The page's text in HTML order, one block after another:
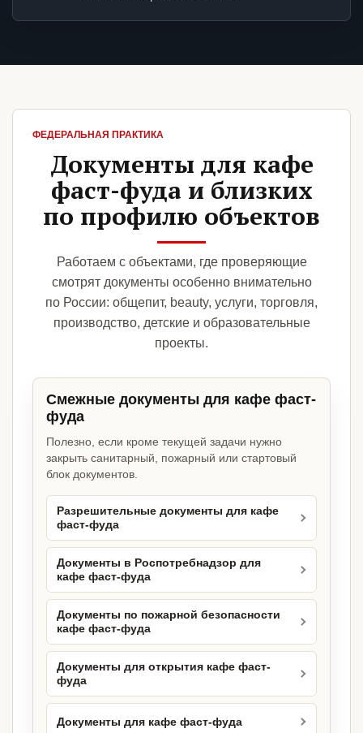
ФЕДЕРАЛЬНАЯ ПРАКТИКА
Документы для кафе
фаст-фуда и близких
по профилю объектов
Работаем с объектами, где проверяющие
смотрят документы особенно внимательно
по России: общепит, beauty, услуги, торговля,
производство, детские и образовательные
проекты.
Смежные документы для кафе фаст-
фуда
Полезно, если кроме текущей задачи нужно
закрыть санитарный, пожарный или стартовый
блок документов.
Разрешительные документы для кафе
фаст-фуда
Документы в Роспотребнадзор для
кафе фаст-фуда
Документы по пожарной безопасности
кафе фаст-фуда
Документы для открытия кафе фаст-
фуда
Документы для кафе фаст-фуда